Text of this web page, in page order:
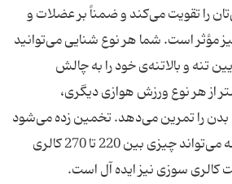
را تقویت می‌کند و ضمناً بر عضلات و
مؤثر است. شما هر نوع شنایی می‌توانید
تنه و بالاتنه‌ی خود را به چالش
از هر نوع ورزش هوازی دیگری،
را تمرین می‌دهد. تخمین زده می‌شود
نیم ساعت شنای بی‌وقفه می‌تواند چیزی بین 220 تا 270 کالری